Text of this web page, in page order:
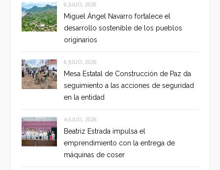
6 JULIO, 2026
Miguel Ángel Navarro fortalece el
desarrollo sostenible de los pueblos
originarios
6 JULIO, 2026
Mesa Estatal de Construcción de Paz da
seguimiento a las acciones de seguridad
en la entidad
4 JULIO, 2026
Beatriz Estrada impulsa el
emprendimiento con la entrega de
máquinas de coser